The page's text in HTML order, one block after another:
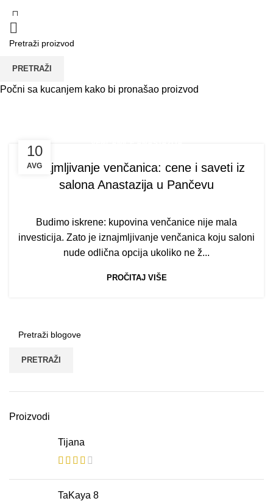
Tag Arhiva: Ukras za kosu
10
AVG
Iznajmljivanje venčanica: cene i saveti iz
salona Anastazija u Pančevu
Budimo iskrene: kupovina venčanice nije mala
investicija. Zato je iznajmljivanje venčanica koju saloni
nude odlična opcija ukoliko ne ž...
PROČITAJ VIŠE
PRETRAŽI
Proizvodi
Tijana
TaKaya 8
PRETRAŽI
Počni sa kucanjem kako bi pronašao proizvod